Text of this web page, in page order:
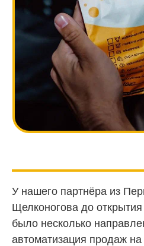
У нашего партнёра из
Щелконогова до
было несколько
автоматизация продаж